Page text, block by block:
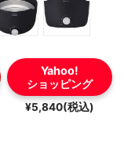
Yahoo!
ショッピング
¥5,840(税込)